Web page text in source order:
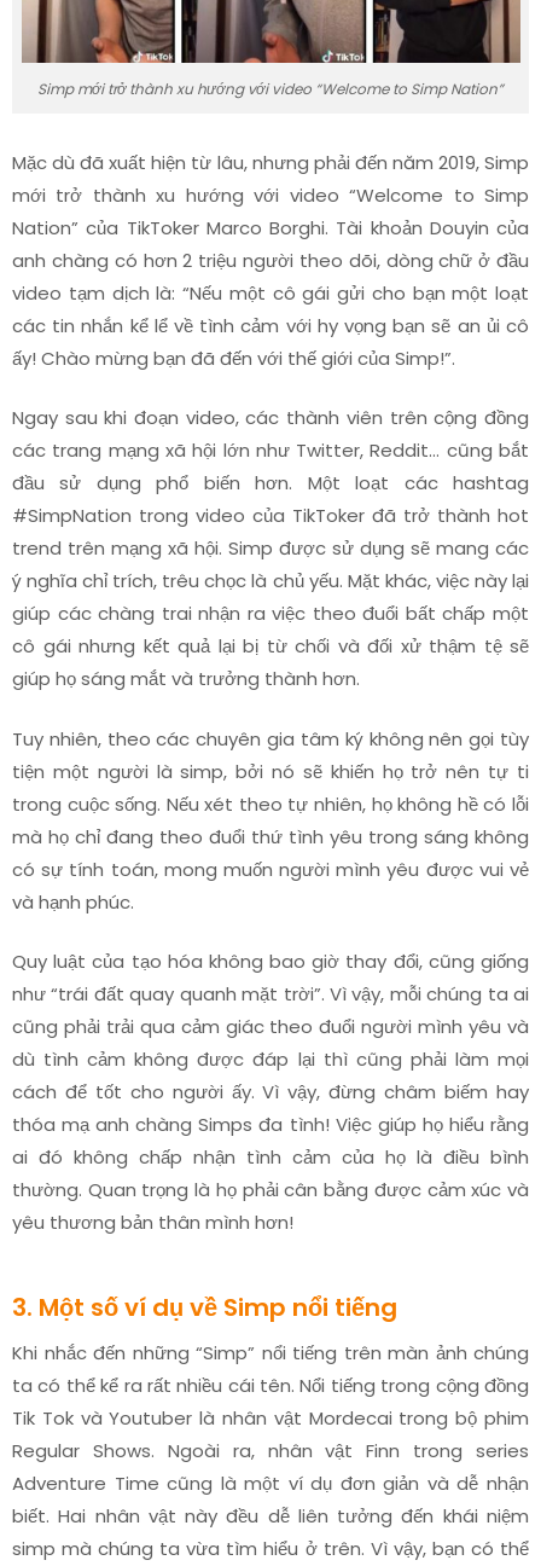
Simp mới trở thành xu hướng với video “Welcome to Simp Nation”
Mặc dù đã xuất hiện từ lâu, nhưng phải đến năm 2019, Simp
mới trở thành xu hướng với video “Welcome to Simp
Nation” của TikToker Marco Borghi. Tài khoản Douyin của
anh chàng có hơn 2 triệu người theo dõi, dòng chữ ở đầu
video tạm dịch là: “Nếu một cô gái gửi cho bạn một loạt
các tin nhắn kể lể về tình cảm với hy vọng bạn sẽ an ủi cô
ấy! Chào mừng bạn đã đến với thế giới của Simp!”.
Ngay sau khi đoạn video, các thành viên trên cộng đồng
các trang mạng xã hội lớn như Twitter, Reddit… cũng bắt
đầu sử dụng phổ biến hơn. Một loạt các hashtag
#SimpNation trong video của TikToker đã trở thành hot
trend trên mạng xã hội. Simp được sử dụng sẽ mang các
ý nghĩa chỉ trích, trêu chọc là chủ yếu. Mặt khác, việc này lại
giúp các chàng trai nhận ra việc theo đuổi bất chấp một
cô gái nhưng kết quả lại bị từ chối và đối xử thậm tệ sẽ
giúp họ sáng mắt và trưởng thành hơn.
Tuy nhiên, theo các chuyên gia tâm ký không nên gọi tùy
tiện một người là simp, bởi nó sẽ khiến họ trở nên tự ti
trong cuộc sống. Nếu xét theo tự nhiên, họ không hề có lỗi
mà họ chỉ đang theo đuổi thứ tình yêu trong sáng không
có sự tính toán, mong muốn người mình yêu được vui vẻ
và hạnh phúc.
Quy luật của tạo hóa không bao giờ thay đổi, cũng giống
như “trái đất quay quanh mặt trời”. Vì vậy, mỗi chúng ta ai
cũng phải trải qua cảm giác theo đuổi người mình yêu và
dù tình cảm không được đáp lại thì cũng phải làm mọi
cách để tốt cho người ấy. Vì vậy, đừng châm biếm hay
thóa mạ anh chàng Simps đa tình! Việc giúp họ hiểu rằng
ai đó không chấp nhận tình cảm của họ là điều bình
thường. Quan trọng là họ phải cân bằng được cảm xúc và
yêu thương bản thân mình hơn!
3. Một số ví dụ về Simp nổi tiếng
Khi nhắc đến những “Simp” nổi tiếng trên màn ảnh chúng
ta có thể kể ra rất nhiều cái tên. Nổi tiếng trong cộng đồng
Tik Tok và Youtuber là nhân vật Mordecai trong bộ phim
Regular Shows. Ngoài ra, nhân vật Finn trong series
Adventure Time cũng là một ví dụ đơn giản và dễ nhận
biết. Hai nhân vật này đều dễ liên tưởng đến khái niệm
simp mà chúng ta vừa tìm hiểu ở trên. Vì vậy, bạn có thể